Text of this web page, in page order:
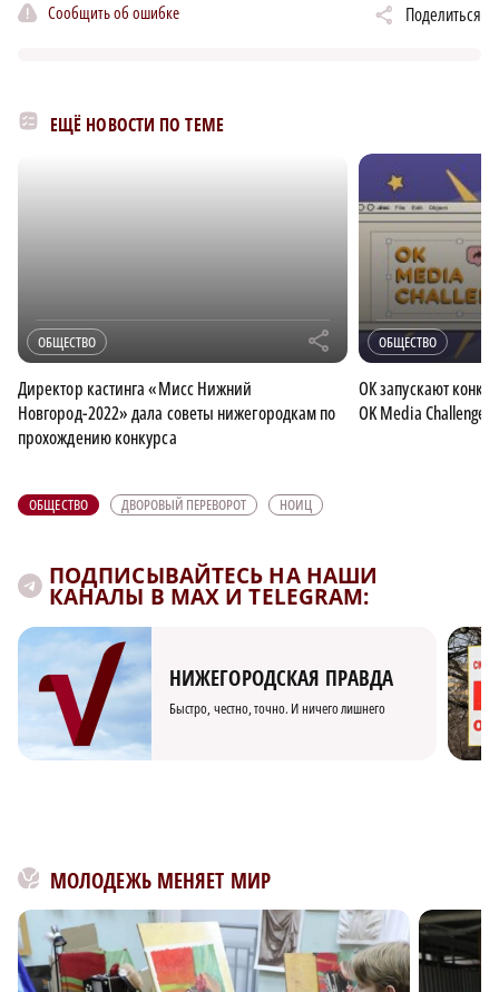
Сообщить об ошибке Поделиться
ЕЩЁ НОВОСТИ ПО ТЕМЕ
ОБЩЕСТВО r
Директор кастинга «Мисс Нижний
Новгород-2022» дала советы нижегородкам по
прохождению конкурса
ОБЩЕСТВО
ОК запускают
OK Media Challenge
ОБЩЕСТВО ДВОРОВЫЙ ПЕРЕВОРОТ НОИЦ
ПОДПИСЫВАЙТЕСЬ НА НАШИ
КАНАЛЫ В MAX И TELEGRAM:
НИЖЕГОРОДСКАЯ ПРАВДА
Быстро, честно, точно. И ничего лишнего
МОЛОДЕЖЬ МЕНЯЕТ МИР